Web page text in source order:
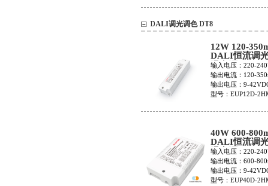
DALI调光调色 DT8
12W 120-
DALI恒流调
温电源
2HMC
输入电压：220-
输出电流：120-
输出电压：9-
型号：EUP12D-
40W 600-
DALI恒流调
温电源
2HMC-0
输入电压：220-
输出电流：600-
输出电压：9-
型号：EUP40D-